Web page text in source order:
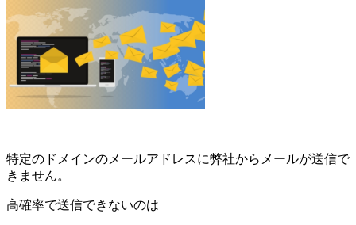
特定のドメインのメールアドレスに弊社からメールが送信で
きません。
高確率で送信できないのは